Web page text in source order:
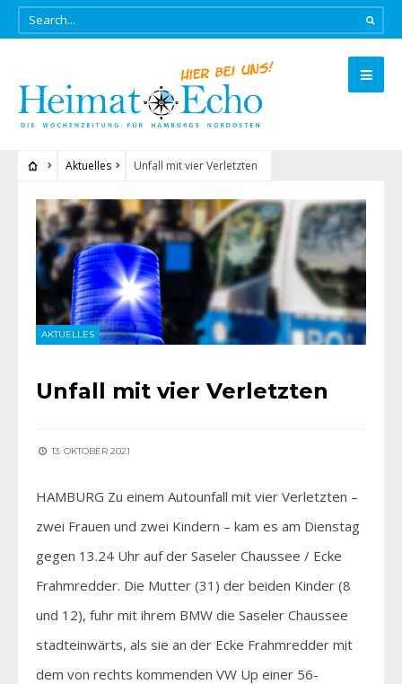
Aktuelles Unfall mit vier Verletzten
AKTUELLES
Unfall mit vier Verletzten
13. OKTOBER 2021
HAMBURG Zu einem Autounfall mit vier Verletzten –
zwei Frauen und zwei Kindern – kam es am Dienstag
gegen 13.24 Uhr auf der Saseler Chaussee / Ecke
Frahmredder. Die Mutter (31) der beiden Kinder (8
und 12), fuhr mit ihrem BMW die Saseler Chaussee
stadteinwärts, als sie an der Ecke Frahmredder mit
dem von rechts kommenden VW Up einer 56-